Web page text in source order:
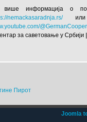
информација о
nemackasaradnja.rs/или
за саветовање у Србији
Пирот
Joomla